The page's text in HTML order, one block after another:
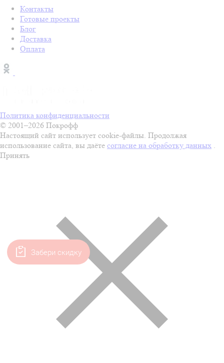
Контакты
Готовые проекты
Блог
Доставка
Оплата
Политика конфиденциальности
© 2001–2026 Покрофф
Настоящий сайт использует cookie-файлы. Продолжая
использование сайта, вы даёте согласие на обработку данных .
Принять
Забери скидку